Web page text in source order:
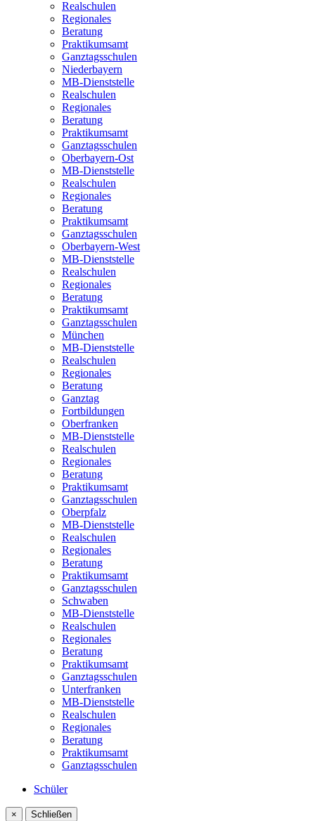
Realschulen
Regionales
Beratung
Praktikumsamt
Ganztagsschulen
Niederbayern
MB-Dienststelle
Realschulen
Regionales
Beratung
Praktikumsamt
Ganztagsschulen
Oberbayern-Ost
MB-Dienststelle
Realschulen
Regionales
Beratung
Praktikumsamt
Ganztagsschulen
Oberbayern-West
MB-Dienststelle
Realschulen
Regionales
Beratung
Praktikumsamt
Ganztagsschulen
München
MB-Dienststelle
Realschulen
Regionales
Beratung
Ganztag
Fortbildungen
Oberfranken
MB-Dienststelle
Realschulen
Regionales
Beratung
Praktikumsamt
Ganztagsschulen
Oberpfalz
MB-Dienststelle
Realschulen
Regionales
Beratung
Praktikumsamt
Ganztagsschulen
Schwaben
MB-Dienststelle
Realschulen
Regionales
Beratung
Praktikumsamt
Ganztagsschulen
Unterfranken
MB-Dienststelle
Realschulen
Regionales
Beratung
Praktikumsamt
Ganztagsschulen
Schüler
× Schließen